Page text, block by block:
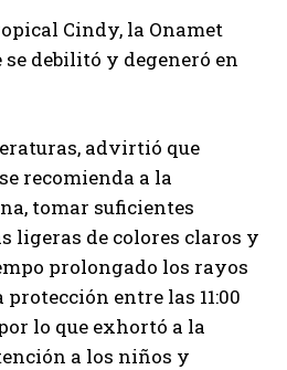
Cindy, la Onamet
debilitó y degeneró en
advirtió que
recomienda a la
tomar suficientes
ligeras de colores claros y
prolongado los rayos
entre las 11:00
lo que exhortó a la
a los niños y